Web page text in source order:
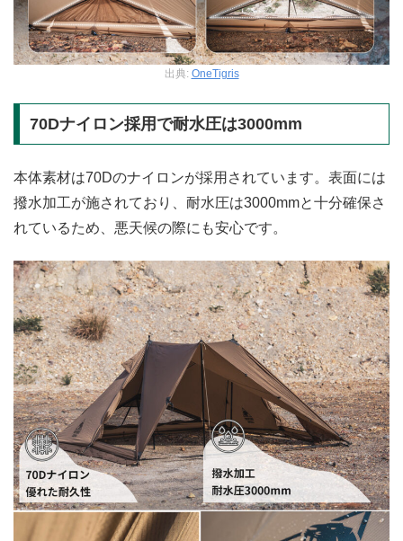
出典: OneTigris
70Dナイロン採用で耐水圧は3000mm
本体素材は70Dのナイロンが採用されています。表面には
撥水加工が施されており、耐水圧は3000mmと十分確保さ
れているため、悪天候の際にも安心です。